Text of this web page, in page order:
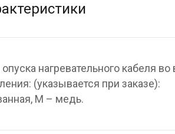
нагревательного кабеля
(указывается при заказе):
М – медь.